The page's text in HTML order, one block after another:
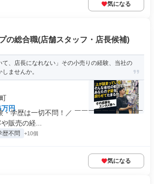
気になる
の総合職(店舗スタッフ・店長候補)
て、店長になれない」その小売りの経験、当社の
ませんか。
万円
・学歴は一切不問！／ ￣￣￣￣￣￣￣￣￣￣
販売の経...
歴不問 +10個
気になる